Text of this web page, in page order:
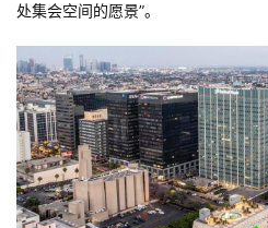
处集会空间的愿景”。